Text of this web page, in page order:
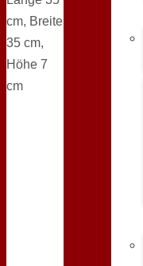
cm, Breite
35 cm,
Höhe 7
cm